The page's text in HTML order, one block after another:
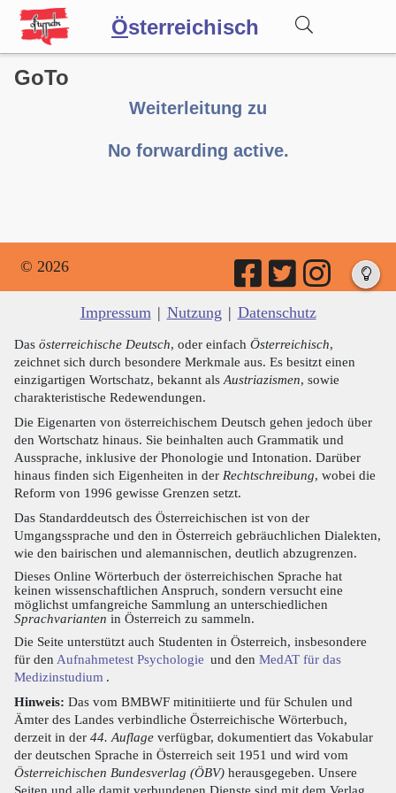
Österreichisch
Wörterbuch
GoTo
Weiterleitung zu
No forwarding active.
© 2026
Impressum | Nutzung | Datenschutz
Das österreichische Deutsch, oder einfach Österreichisch,
zeichnet sich durch besondere Merkmale aus. Es besitzt einen
einzigartigen Wortschatz, bekannt als Austriazismen, sowie
charakteristische Redewendungen.
Die Eigenarten von österreichischem Deutsch gehen jedoch über
den Wortschatz hinaus. Sie beinhalten auch Grammatik und
Aussprache, inklusive der Phonologie und Intonation. Darüber
hinaus finden sich Eigenheiten in der Rechtschreibung, wobei die
Reform von 1996 gewisse Grenzen setzt.
Das Standarddeutsch des Österreichischen ist von der
Umgangssprache und den in Österreich gebräuchlichen Dialekten,
wie den bairischen und alemannischen, deutlich abzugrenzen.
Dieses Online Wörterbuch der österreichischen Sprache hat
keinen wissenschaftlichen Anspruch, sondern versucht eine
möglichst umfangreiche Sammlung an unterschiedlichen
Sprachvarianten in Österreich zu sammeln.
Die Seite unterstützt auch Studenten in Österreich, insbesondere
für den Aufnahmetest Psychologie und den MedAT für das
Medizinstudium .
Hinweis: Das vom BMBWF mitinitiierte und für Schulen und
Ämter des Landes verbindliche Österreichische Wörterbuch,
derzeit in der 44. Auflage verfügbar, dokumentiert das Vokabular
der deutschen Sprache in Österreich seit 1951 und wird vom
Österreichischen Bundesverlag (ÖBV) herausgegeben. Unsere
Seiten und alle damit verbundenen Dienste sind mit dem Verlag